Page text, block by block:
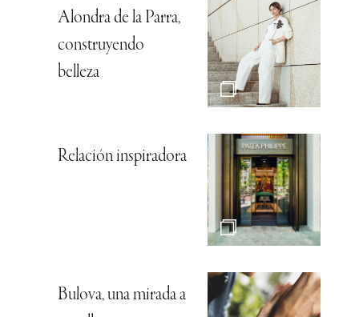
Alondra de la Parra,
construyendo
belleza
Relación inspiradora
Bulova, una mirada a